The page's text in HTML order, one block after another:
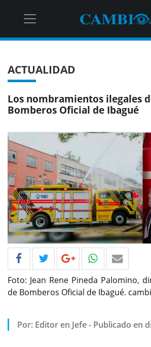
ACTUALIDAD
Los nombramientos ilegales
Bomberos Oficial de Ibagué
Foto: Jean Rene Pineda Palomino,
de Bomberos Oficial de Ibagué.
Por: Editor en Jefe - Publicado en